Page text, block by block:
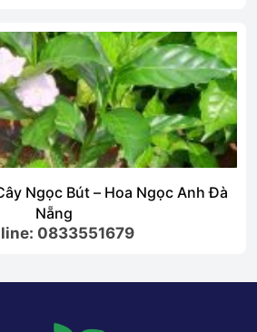
Ngọc Bút – Hoa Ngọc Anh Đà
Nẵng
0833551679